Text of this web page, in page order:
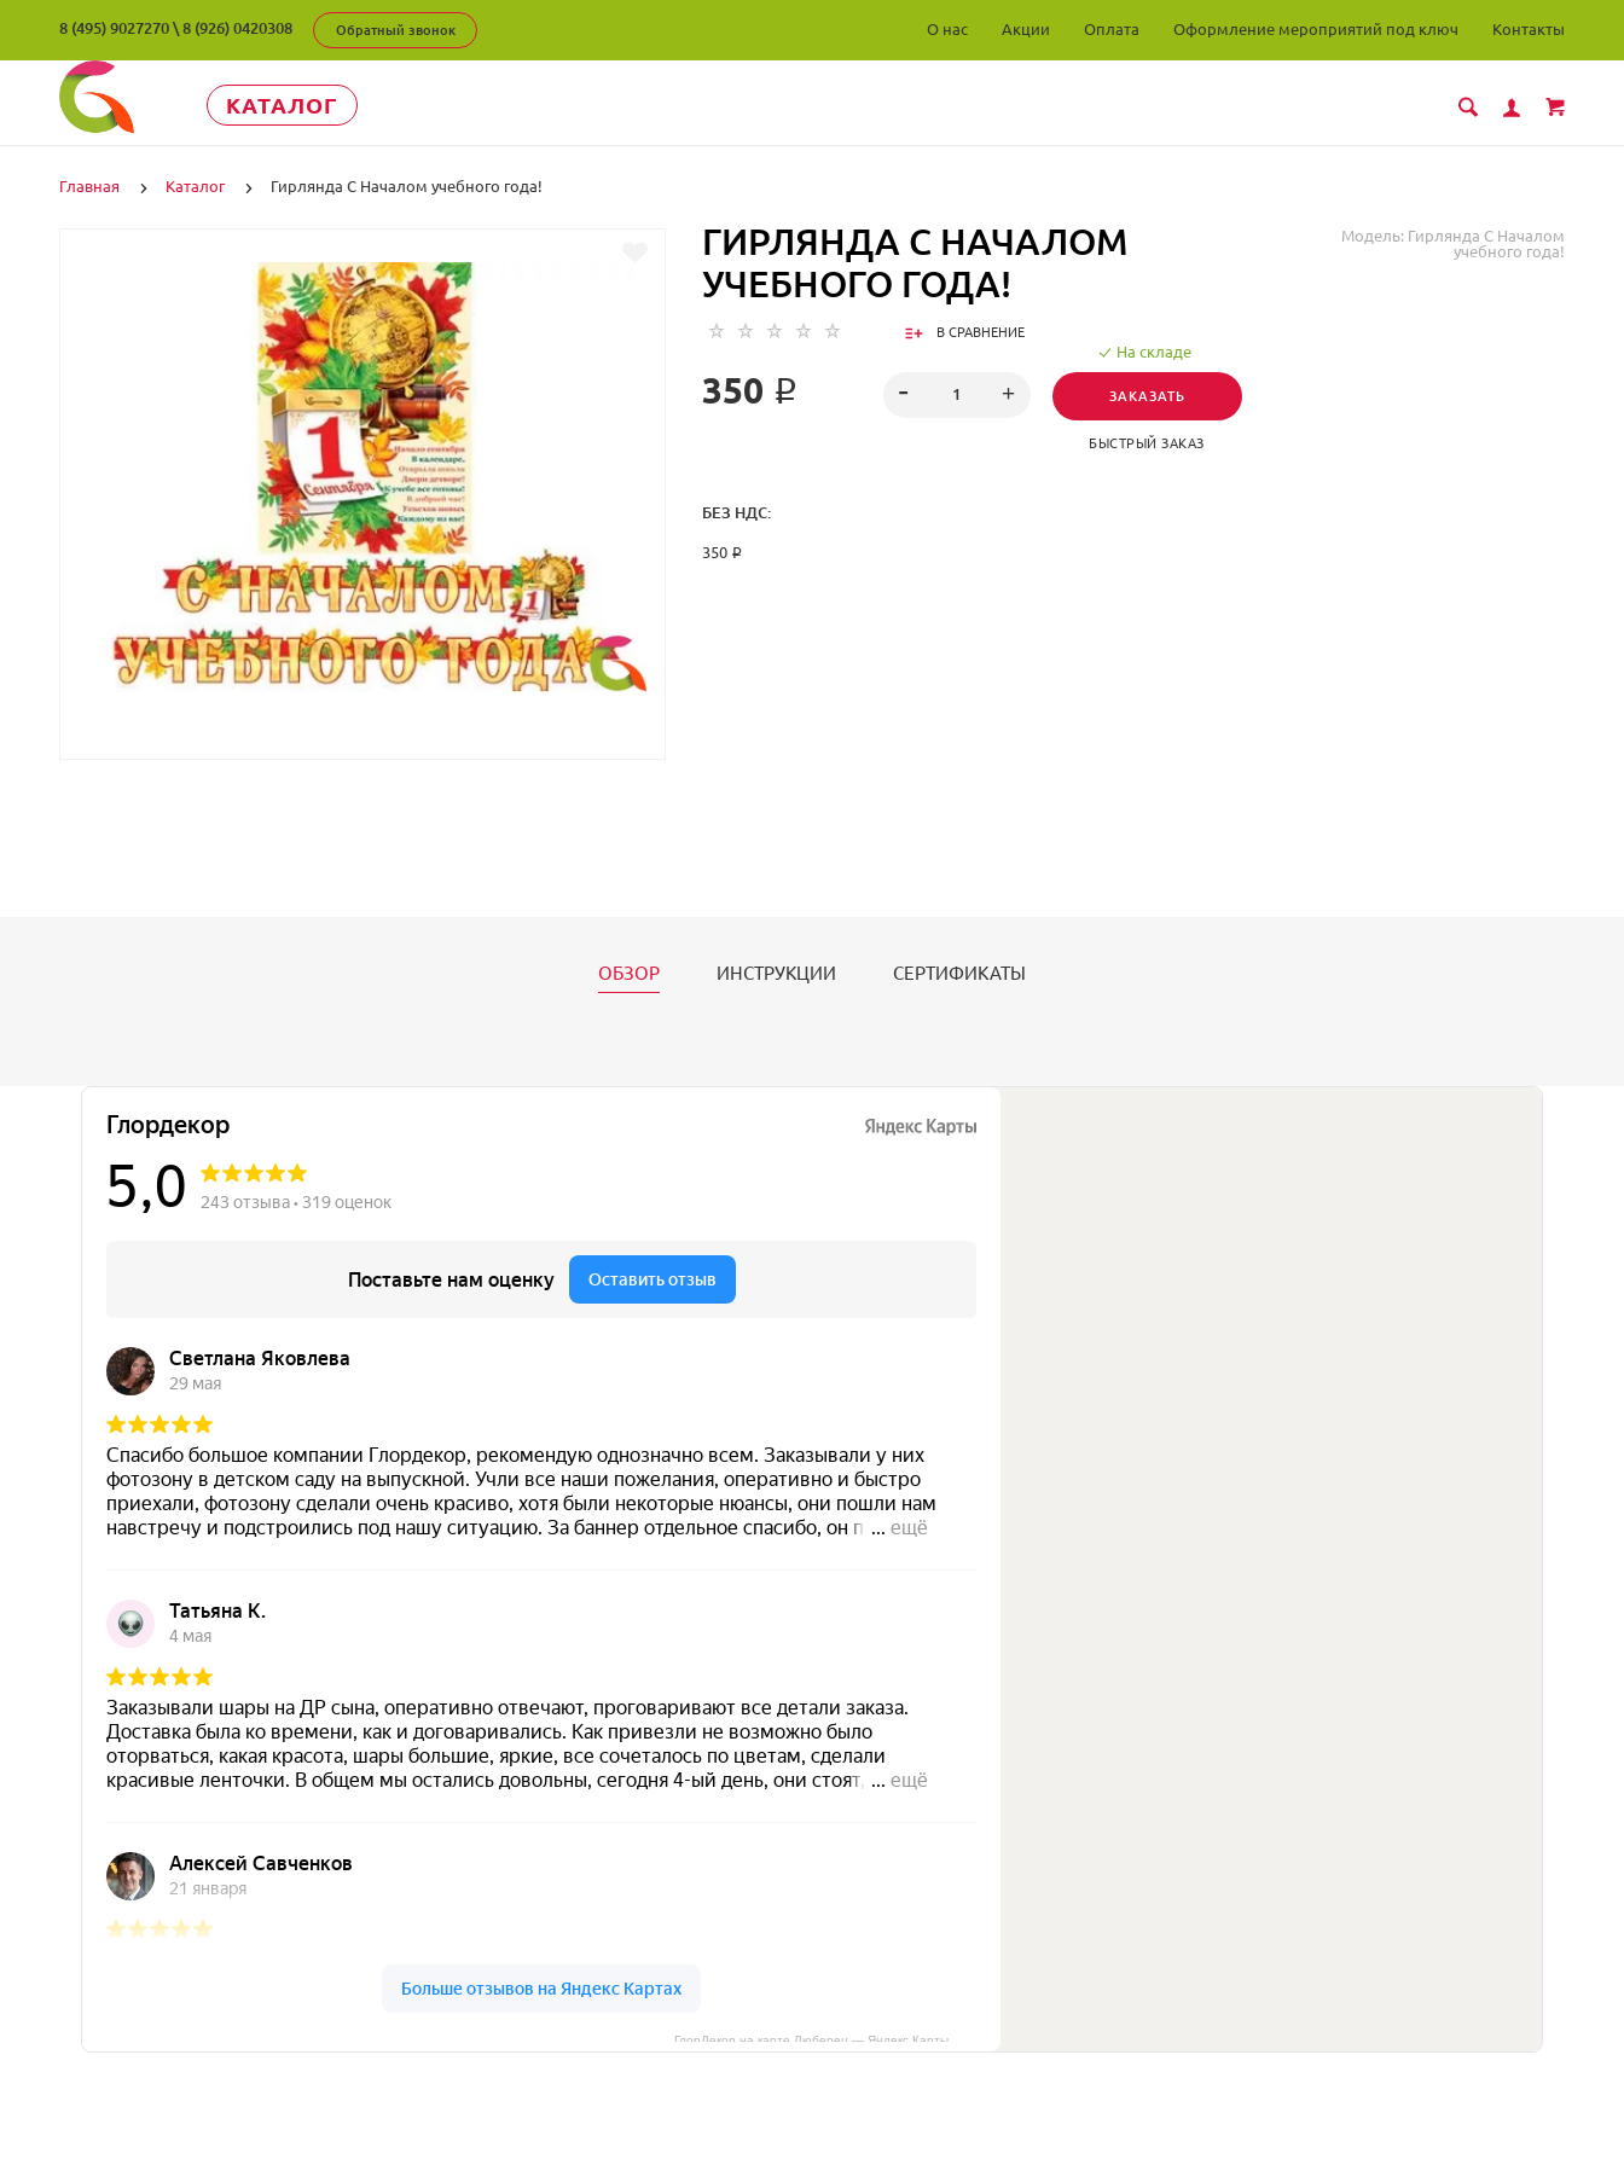
8 (495) 9027270 \ 8 (926) 0420308 Обратный звонок О нас Акции Оплата Оформление мероприятий под ключ Контакты
КАТАЛОГ
Главная Каталог Гирлянда С Началом учебного года!
Модель: Гирлянда С Началом
учебного года!
ГИРЛЯНДА С НАЧАЛОМ
УЧЕБНОГО ГОДА!
В СРАВНЕНИЕ
350 ₽
На складе
ЗАКАЗАТЬ
БЫСТРЫЙ ЗАКАЗ
БЕЗ НДС:
350 ₽
ОБЗОР ИНСТРУКЦИИ СЕРТИФИКАТЫ
ГлорДекор на карте Люберец — Яндекс Карты